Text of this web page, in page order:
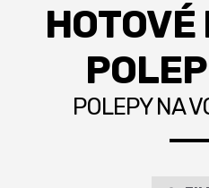
POLEPY NA